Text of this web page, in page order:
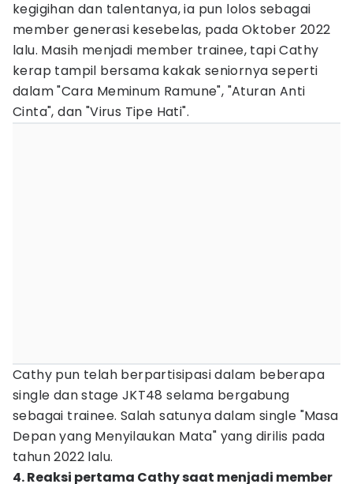
kegigihan dan talentanya, ia pun lolos sebagai
member generasi kesebelas, pada Oktober 2022
lalu. Masih menjadi member trainee, tapi Cathy
kerap tampil bersama kakak seniornya seperti
dalam "Cara Meminum Ramune", "Aturan Anti
Cinta", dan "Virus Tipe Hati".
Cathy pun telah berpartisipasi dalam beberapa
single dan stage JKT48 selama bergabung
sebagai trainee. Salah satunya dalam single "Masa
Depan yang Menyilaukan Mata" yang dirilis pada
tahun 2022 lalu.
4. Reaksi pertama Cathy saat menjadi member